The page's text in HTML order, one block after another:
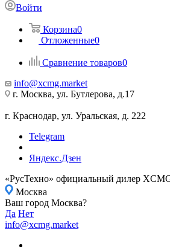
Войти
Корзина0
Отложенные0
Сравнение товаров0
info@xcmg.market
г. Москва, ул. Бутлерова, д.17
г. Краснодар, ул. Уральская, д. 222
Telegram
Яндекс.Дзен
«РусТехно» официальный дилер
Москва
Ваш город Москва?
Да Нет
info@xcmg.market